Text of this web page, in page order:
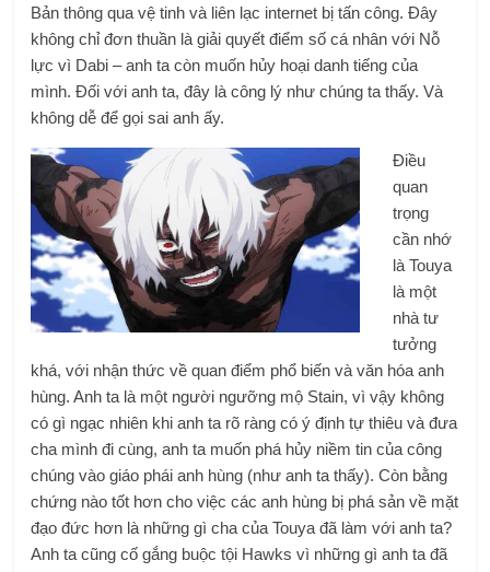
Bản thông qua vệ tinh và liên lạc internet bị tấn công. Đây
không chỉ đơn thuần là giải quyết điểm số cá nhân với Nỗ
lực vì Dabi – anh ta còn muốn hủy hoại danh tiếng của
mình. Đối với anh ta, đây là công lý như chúng ta thấy. Và
không dễ để gọi sai anh ấy.
Điều
quan
trọng
cần nhớ
là Touya
là một
nhà tư
tưởng
khá, với nhận thức về quan điểm phổ biến và văn hóa anh
hùng. Anh ta là một người ngưỡng mộ Stain, vì vậy không
có gì ngạc nhiên khi anh ta rõ ràng có ý định tự thiêu và đưa
cha mình đi cùng, anh ta muốn phá hủy niềm tin của công
chúng vào giáo phái anh hùng (như anh ta thấy). Còn bằng
chứng nào tốt hơn cho việc các anh hùng bị phá sản về mặt
đạo đức hơn là những gì cha của Touya đã làm với anh ta?
Anh ta cũng cố gắng buộc tội Hawks vì những gì anh ta đã